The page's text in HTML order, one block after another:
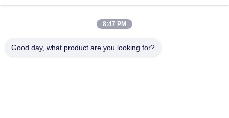
bevloering van de
8:47 PM
Good day, what product are you looking for?